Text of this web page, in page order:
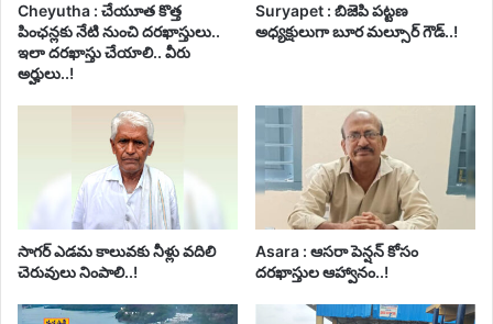
Cheyutha : చేయూత కొత్త
పింఛన్లకు నేటి నుంచి దరఖాస్తులు..
ఇలా దరఖాస్తు చేయాలి.. వీరు
అర్హులు..!
Suryapet : బిజెపి పట్టణ
అధ్యక్షులుగా బూర మల్సూర్ గౌడ్..!
సాగర్ ఎడమ కాలువకు నీళ్లు వదిలి
చెరువులు నింపాలి..!
Asara : ఆసరా పెన్షన్ కోసం
దరఖాస్తుల ఆహ్వానం..!